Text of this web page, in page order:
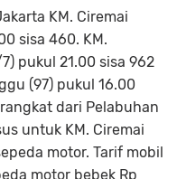
KM. Ciremai
sisa 460. KM.
pukul 21.00 sisa 962
(97) pukul 16.00
dari Pelabuhan
untuk KM. Ciremai
motor. Tarif mobil
motor bebek Rp